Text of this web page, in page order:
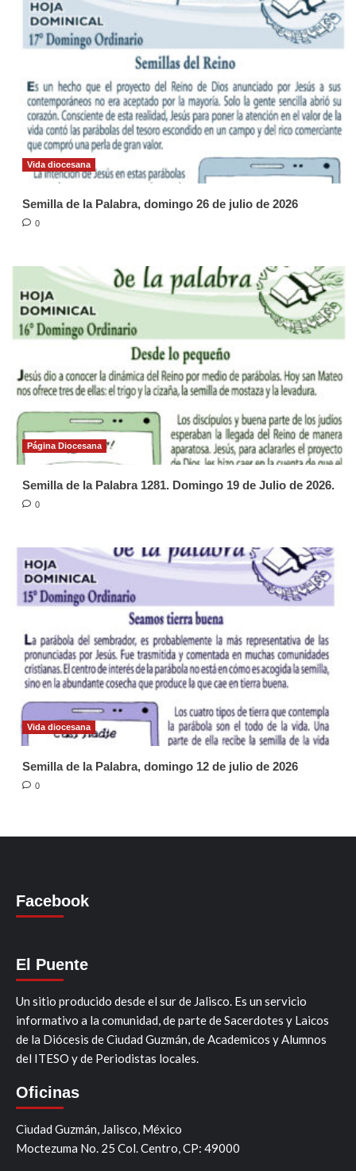
Vida diocesana
Semilla de la Palabra, domingo 26 de julio de 2026
0
Página Diocesana
Semilla de la Palabra 1281. Domingo 19 de Julio de 2026.
0
Vida diocesana
Semilla de la Palabra, domingo 12 de julio de 2026
0
Facebook
El Puente
Un sitio producido desde el sur de Jalisco. Es un servicio
informativo a la comunidad, de parte de Sacerdotes y Laicos
de la Diócesis de Ciudad Guzmán, de Academicos y Alumnos
del ITESO y de Periodistas locales.
Oficinas
Ciudad Guzmán, Jalisco, México
Moctezuma No. 25 Col. Centro, CP: 49000